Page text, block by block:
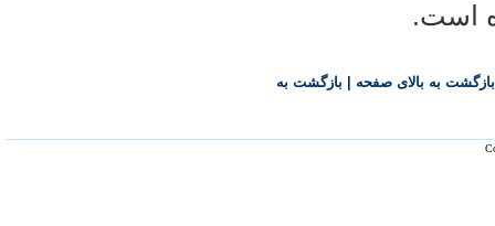
است.
بازگشت به بالای صفحه بازگشت به